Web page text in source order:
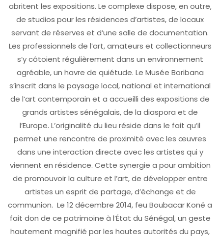
abritent les expositions. Le complexe dispose, en outre,
de studios pour les résidences d’artistes, de locaux
servant de réserves et d’une salle de documentation.
Les professionnels de l’art, amateurs et collectionneurs
s’y côtoient régulièrement dans un environnement
agréable, un havre de quiétude. Le Musée Boribana
s’inscrit dans le paysage local, national et international
de l’art contemporain et a accueilli des expositions de
grands artistes sénégalais, de la diaspora et de
l’Europe. L’originalité du lieu réside dans le fait qu’il
permet une rencontre de proximité avec les œuvres
dans une interaction directe avec les artistes qui y
viennent en résidence. Cette synergie a pour ambition
de promouvoir la culture et l’art, de développer entre
artistes un esprit de partage, d’échange et de
communion. Le 12 décembre 2014, feu Boubacar Koné a
fait don de ce patrimoine à l’État du Sénégal, un geste
hautement magnifié par les hautes autorités du pays,